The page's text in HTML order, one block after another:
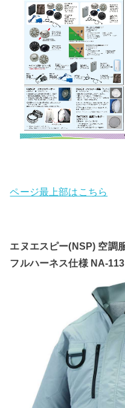
ページ最上部はこちら
エヌエスピー(NSP) 空調
フルハーネス仕様 NA-113